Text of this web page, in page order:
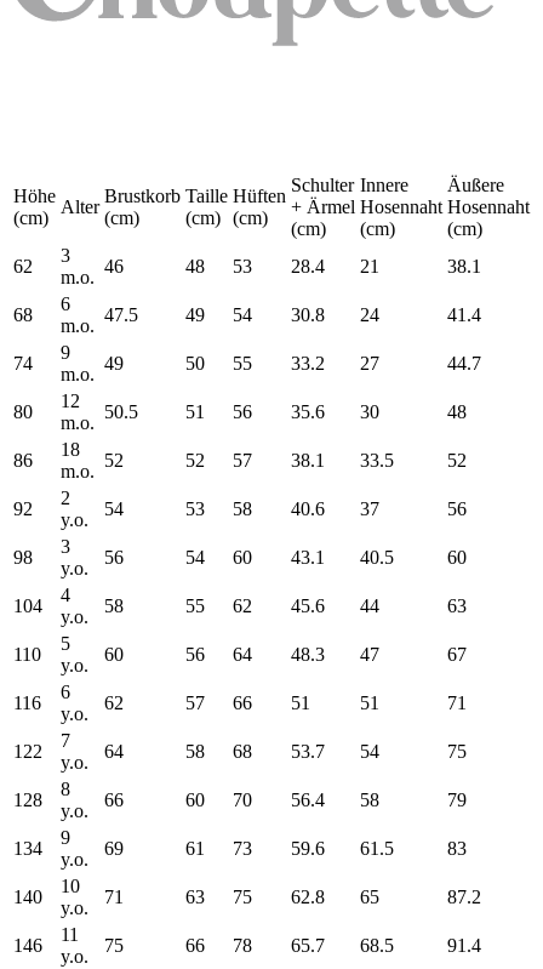
Höhe
(cm)
Alter
Brustkorb
(cm)
Taille
(cm)
Hüften
(cm)
Schulter
+ Ärmel
(cm)
Innere
Hosennaht
(cm)
Äußere
Hosennaht
(cm)
62
3
m.o.
46 48 53 28.4 21 38.1
68
6
m.o.
47.5 49 54 30.8 24 41.4
74
9
m.o.
49 50 55 33.2 27 44.7
80
12
m.o.
50.5 51 56 35.6 30 48
86
18
m.o.
52 52 57 38.1 33.5 52
92
2
y.o.
54 53 58 40.6 37 56
98
3
y.o.
56 54 60 43.1 40.5 60
104
4
y.o.
58 55 62 45.6 44 63
110
5
y.o.
60 56 64 48.3 47 67
116
6
y.o.
62 57 66 51 51 71
122
7
y.o.
64 58 68 53.7 54 75
128
8
y.o.
66 60 70 56.4 58 79
134
9
y.o.
69 61 73 59.6 61.5 83
140
10
y.o.
71 63 75 62.8 65 87.2
146
11
y.o.
75 66 78 65.7 68.5 91.4